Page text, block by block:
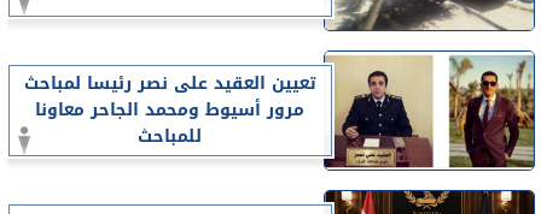
تعيين العقيد على نصر رئيسا لمباحث
مرور أسيوط ومحمد الجاحر معاونا
للمباحث